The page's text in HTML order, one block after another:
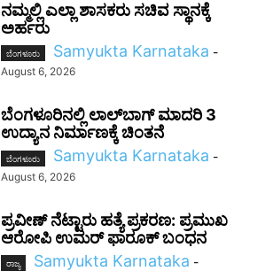
ನಮ್ಮಲ್ಲಿ ಎಲ್ಲಾ ಶಾಸಕರು ಸಚಿವ ಸ್ಥಾನಕ್ಕೆ
ಅರ್ಹರು
ಬೆಂಗಳೂರು Samyukta Karnataka -
August 6, 2026
ಬೆಂಗಳೂರಿನಲ್ಲಿ ಲಾಲ್‌ಬಾಗ್ ಮಾದರಿ 3
ಉದ್ಯಾನ ನಿರ್ಮಾಣಕ್ಕೆ ಚಿಂತನೆ
ಬೆಂಗಳೂರು Samyukta Karnataka -
August 6, 2026
ಪ್ರವೀಣ್ ನೆಟ್ಟಾರು ಹತ್ಯೆ ಪ್ರಕರಣ: ಪ್ರಮುಖ
ಆರೋಪಿ ಉಮರ್ ಫಾರೂಕ್ ಬಂಧನ
ರಾಜ್ಯ Samyukta Karnataka -